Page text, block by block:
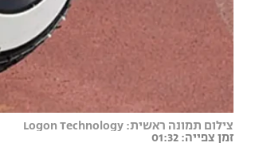
צילום תמונה ראשית: Logon Technology
זמן צפייה: 01:32